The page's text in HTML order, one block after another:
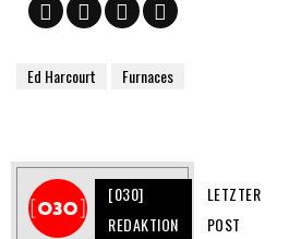
Ed Harcourt Furnaces
[030]
REDAKTION
LETZTER
POST